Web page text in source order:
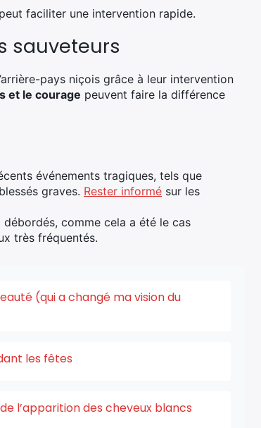
faciliter une intervention rapide.
sauveteurs
pays niçois grâce à leur intervention
et le courage peuvent faire la différence
événements tragiques, tels que
graves. Rester informé sur les
comme cela a été le cas
très fréquentés.
(qui a changé ma vision du
les fêtes
l’apparition des cheveux blancs